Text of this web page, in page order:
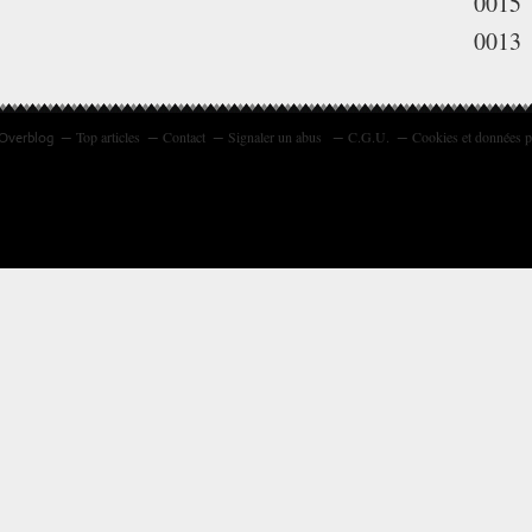
0013
Top articles Contact Signaler un abus C.G.U. Cookies et données